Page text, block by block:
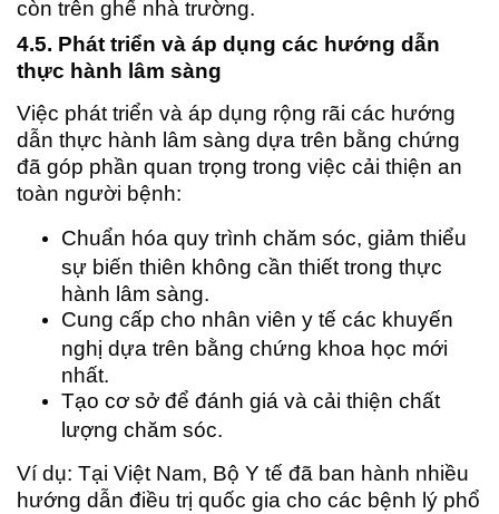
còn trên ghế nhà trường.
4.5. Phát triển và áp dụng các hướng dẫn
thực hành lâm sàng
Việc phát triển và áp dụng rộng rãi các hướng
dẫn thực hành lâm sàng dựa trên bằng chứng
đã góp phần quan trọng trong việc cải thiện an
toàn người bệnh:
Chuẩn hóa quy trình chăm sóc, giảm thiểu
sự biến thiên không cần thiết trong thực
hành lâm sàng.
Cung cấp cho nhân viên y tế các khuyến
nghị dựa trên bằng chứng khoa học mới
nhất.
Tạo cơ sở để đánh giá và cải thiện chất
lượng chăm sóc.
Ví dụ: Tại Việt Nam, Bộ Y tế đã ban hành nhiều
hướng dẫn điều trị quốc gia cho các bệnh lý phổ